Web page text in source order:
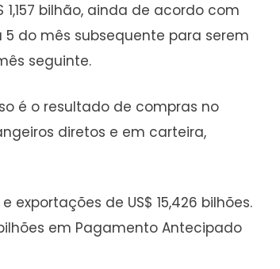
bilhão, ainda de acordo com
do mês subsequente para serem
seguinte.
é o resultado de compras no
diretos e em carteira,
exportações de US$ 15,426 bilhões.
em Pagamento Antecipado